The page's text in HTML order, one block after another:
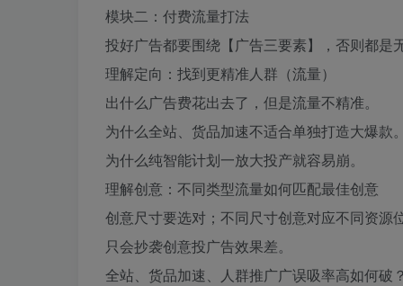
模块二：付费流量打法
投好广告都要围绕【广告三要素】，否则都是
理解定向：找到更精准人群（流量）
出什么广告费花出去了，但是流量不精准。
为什么全站、货品加速不适合单独打造大爆款。
为什么纯智能计划一放大投产就容易崩。
理解创意：不同类型流量如何匹配最佳创意
创意尺寸要选对；不同尺寸创意对应不同资源位
只会抄袭创意投广告效果差。
全站、货品加速、人群推广广误吸率高如何破？